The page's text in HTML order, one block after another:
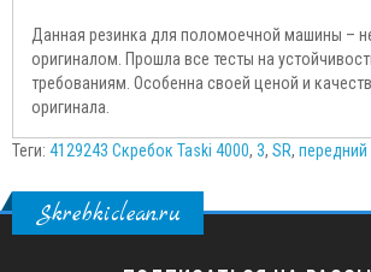
Данная резинка для поломоечной машины –
оригиналом. Прошла все тесты на
требованиям. Особенна своей ценой и
оригинала.
Теги: 4129243 Скребок Taski 4000, 3, SR, передний
Skrebkiclean.ru